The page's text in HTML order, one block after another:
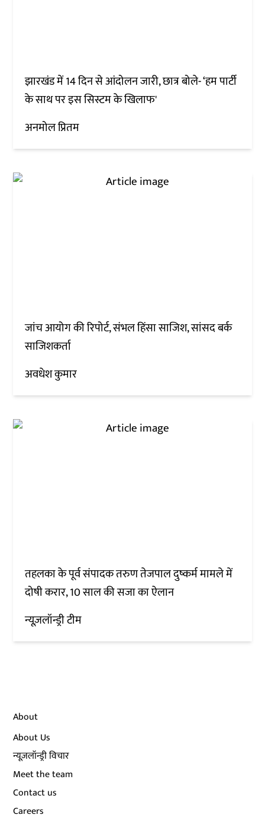
झारखंड में 14 दिन से आंदोलन जारी, छात्र बोले- ‘हम पार्टी
के साथ पर इस सिस्टम के खिलाफ'
अनमोल प्रितम
जांच आयोग की रिपोर्ट, संभल हिंसा साजिश, सांसद बर्क
साजिशकर्ता
अवधेश कुमार
तहलका के पूर्व संपादक तरुण तेजपाल दुष्कर्म मामले में
दोषी करार, 10 साल की सजा का ऐलान
न्यूज़लॉन्ड्री टीम
About
About Us
न्यूज़लॉन्ड्री विचार
Meet the team
Contact us
Careers